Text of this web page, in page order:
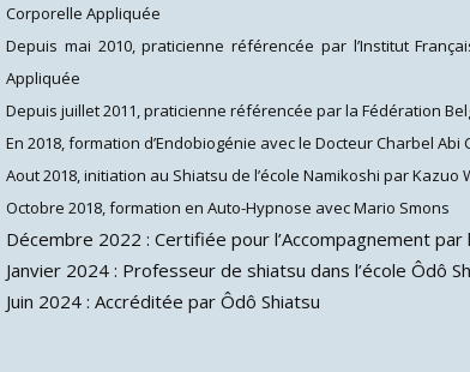
Corporelle Appliquée
Depuis mai 2010, praticienne référencée par l’Institut
Appliquée
Depuis juillet 2011, praticienne référencée par la Fédération
En 2018, formation d’Endobiogénie avec le Docteur Charbel Abi
Aout 2018, initiation au Shiatsu de l’école Namikoshi parKazuo
Octobre 2018, formation en Auto-Hypnose avec Mario Smons
Décembre 2022 : Certifiée pour l’Accompagnement
Janvier 2024 : Professeur de shiatsu dans l’école Ôdô
Juin 2024 : Accréditée par Ôdô Shiatsu